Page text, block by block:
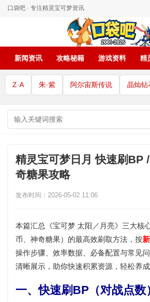
口袋吧 · 专注精灵宝可梦资讯
新闻资讯 攻略秘籍 游戏资料 精
Z·A 朱·紫 阿尔宙斯传说 晶灿钻
精灵宝可梦日月 快速刷BP
奇糖果攻略
发布时间：2026-05-02 11:06
本篇汇总《宝可梦 太阳／月亮》三大核
币、神奇糖果）的最高效刷取方法，按
操作步骤、效率数据、必备配置与常见
清晰展示，助你快速积累资源，轻松养成
一、快速刷BP（对战点数